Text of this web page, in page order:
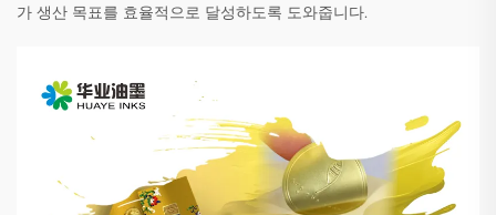
가 생산 목표를 효율적으로 달성하도록 도와줍니다.